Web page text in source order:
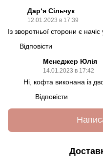
Дар‘я Сільчук
12.01.2023 в 17:39
Із зворотньої сторони є
Відповісти
Менеджер Юлія
14.01.2023 в 17:42
Ні, кофта виконана із
Відповісти